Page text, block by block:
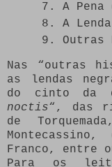
A
A
Outras
Nas “outras
as lendas
do cinto da
noctis“, das
de
Franco, entre
Para os